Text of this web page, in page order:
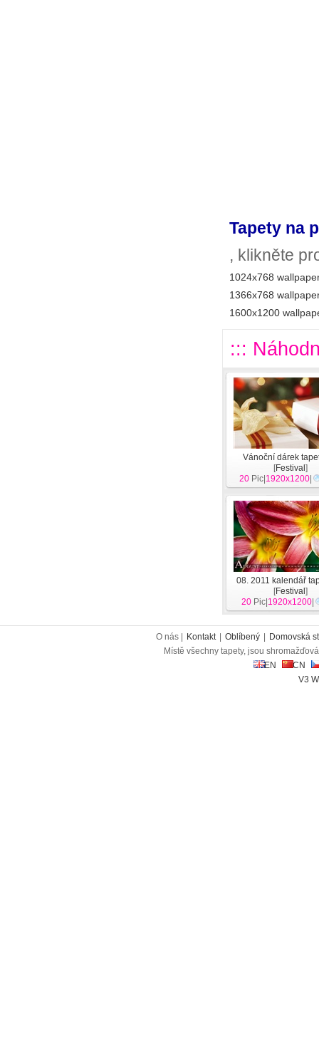
Tapety na
, klikněte
1024x768
1366x768
1600x1200
:::
Vánoční dárek
[Festival ]
20 Pic| 1920x1200
08. 2011 kalendář
[Festival ]
20 Pic| 1920x1200
O nás | Kontakt Oblíbený
Domovská
Místě všechny tapety, jsou
EN
CN
V3